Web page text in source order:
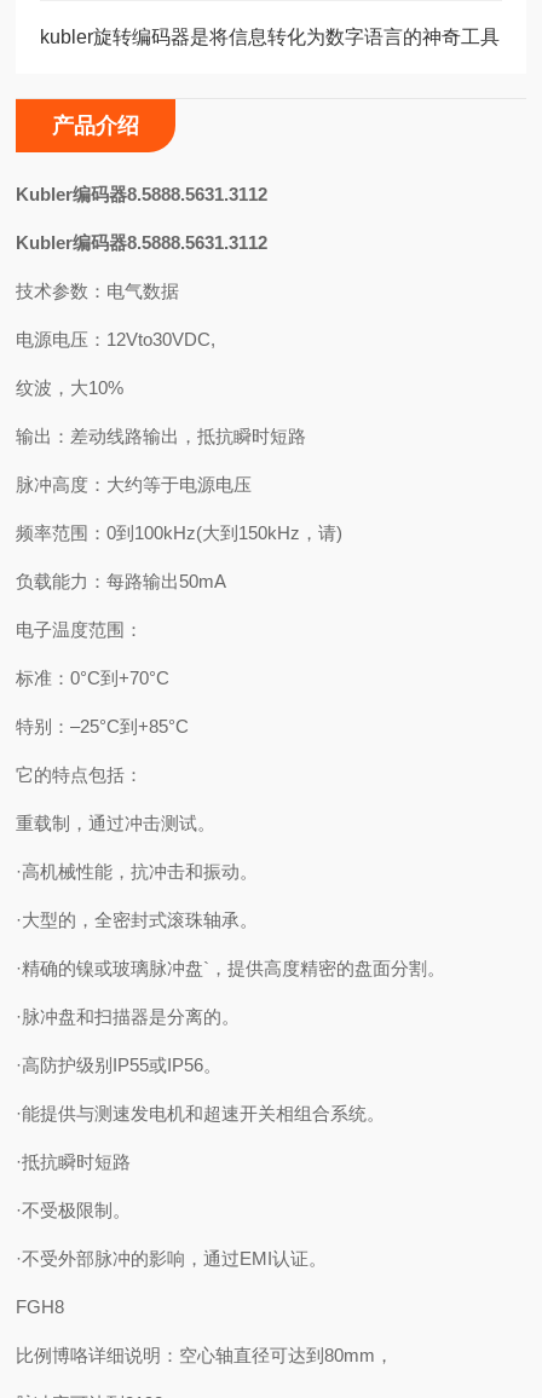
kubler旋转编码器是将信息转化为数字语言的神奇工具
产品介绍
Kubler编码器8.5888.5631.3112
Kubler编码器8.5888.5631.3112
技术参数：电气数据
电源电压：12Vto30VDC,
纹波，大10%
输出：差动线路输出，抵抗瞬时短路
脉冲高度：大约等于电源电压
频率范围：0到100kHz(大到150kHz，请)
负载能力：每路输出50mA
电子温度范围：
标准：0°C到+70°C
特别：–25°C到+85°C
它的特点包括：
重载制，通过冲击测试。
·高机械性能，抗冲击和振动。
·大型的，全密封式滚珠轴承。
·精确的镍或玻璃脉冲盘`，提供高度精密的盘面分割。
·脉冲盘和扫描器是分离的。
·高防护级别IP55或IP56。
·能提供与测速发电机和超速开关相组合系统。
·抵抗瞬时短路
·不受极限制。
·不受外部脉冲的影响，通过EMI认证。
FGH8
比例博咯详细说明：空心轴直径可达到80mm，